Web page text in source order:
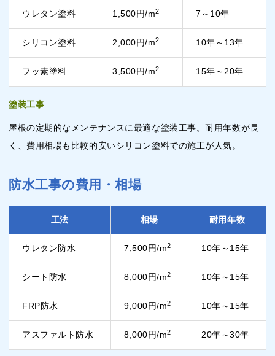
ウレタン塗料 1,500円/m2 7～10年
シリコン塗料 2,000円/m2 10年～13年
フッ素塗料 3,500円/m2 15年～20年
塗装工事
屋根の定期的なメンテナンスに最適な塗装工事。耐用年数が長
く、費用相場も比較的安いシリコン塗料での施工が人気。
防水工事の費用・相場
工法 相場 耐用年数
ウレタン防水 7,500円/m2 10年～15年
シート防水 8,000円/m2 10年～15年
FRP防水 9,000円/m2 10年～15年
アスファルト防水 8,000円/m2 20年～30年